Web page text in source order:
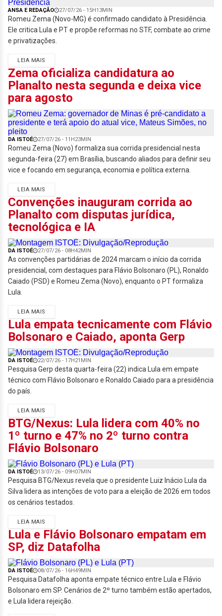
ANSA E REDAÇÃO 27/07/26 - 15H13MIN
Romeu Zema (Novo-MG) é confirmado candidato à Presidência.
Ele critica Lula e PT e propõe reformas no STF, combate ao crime
e privatizações.
LEIA MAIS
Zema oficializa candidatura ao
Planalto nesta segunda e deixa vice
para agosto
DA ISTOÉ 27/07/26 - 11H23MIN
Romeu Zema (Novo) formaliza sua corrida presidencial nesta
segunda-feira (27) em Brasília, buscando aliados para definir seu
vice e focando em segurança, economia e política externa.
LEIA MAIS
Convenções inauguram corrida ao
Planalto com disputas jurídica,
tecnológica e IA
DA ISTOÉ 27/07/26 - 08H42MIN
As convenções partidárias de 2024 marcam o início da corrida
presidencial, com destaques para Flávio Bolsonaro (PL), Ronaldo
Caiado (PSD) e Romeu Zema (Novo), enquanto o PT formaliza
Lula.
LEIA MAIS
Lula empata tecnicamente com Flávio
Bolsonaro e Caiado, aponta Gerp
DA ISTOÉ 22/07/26 - 17H21MIN
Pesquisa Gerp desta quarta-feira (22) indica Lula em empate
técnico com Flávio Bolsonaro e Ronaldo Caiado para a presidência
do país.
LEIA MAIS
BTG/Nexus: Lula lidera com 40% no
1º turno e 47% no 2º turno contra
Flávio Bolsonaro
DA ISTOÉ 13/07/26 - 09H07MIN
Pesquisa BTG/Nexus revela que o presidente Luiz Inácio Lula da
Silva lidera as intenções de voto para a eleição de 2026 em todos
os cenários testados.
LEIA MAIS
Lula e Flávio Bolsonaro empatam em
SP, diz Datafolha
DA ISTOÉ 08/07/26 - 16H49MIN
Pesquisa Datafolha aponta empate técnico entre Lula e Flávio
Bolsonaro em SP. Cenários de 2º turno também estão apertados,
e Lula lidera rejeição.